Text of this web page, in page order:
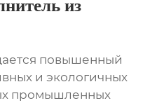
из
повышенный
и экологичных
промышленных